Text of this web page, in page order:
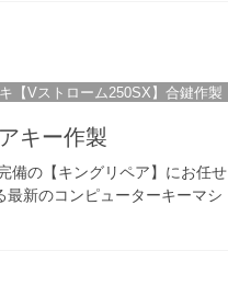
【Vストローム250SX】合鍵作製
キー作製
備の【キングリペア】にお任せ
新のコンピューターキーマシ